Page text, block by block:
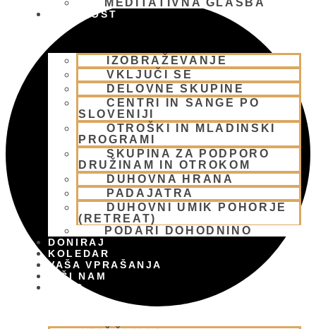
SKUPNOST
IZOBRAŽEVANJE
VKLJUČI SE
DELOVNE SKUPINE
CENTRI IN SANGE PO
SLOVENIJI
OTROŠKI IN MLADINSKI
PROGRAMI
SKUPINA ZA PODPORO
DRUŽINAM IN OTROKOM
DUHOVNA HRANA
PADAJATRA
DUHOVNI UMIK POHORJE
(RETREAT)
PODARI DOHODNINO
DONIRAJ
KOLEDAR
VAŠA VPRAŠANJA
PIŠI NAM
BLOG